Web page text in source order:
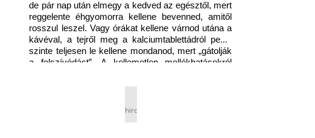
de pár nap után elmegy a kedved az egésztől, mert
reggelente éhgyomorra kellene bevenned, amitől
rosszul leszel. Vagy órákat kellene várnod utána a
kávéval, a tejről meg a kalciumtablettádról pedig
szinte teljesen le kellene mondanod, mert „gátolják
a felszívódást”. A kellemetlen mellékhatásokról
hirdetés